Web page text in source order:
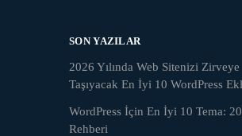
SON YAZILAR
2026 Yılında Web Sitenizi Zirveye
Taşıyacak En İyi 10 WordPress
WordPress İçin En İyi 10 Tema:
Rehberi